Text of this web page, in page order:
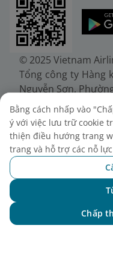
© 2025 Vietnam
Tổng công ty Hàng
Nguyễn Sơn,
Điện thoại: (+84-
38722375
Giấy chứng nhận
doanh nghiệp
30/6/2010, đăng
24/7/2025, cấp bởi
Bằng cách nhấp vào
ý với việc lưu trữ cookie
thiện điều hướng trang
trang và hỗ trợ các nỗ
Chấp